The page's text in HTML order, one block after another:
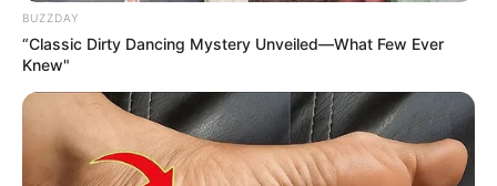
BUZZDAY
“Classic Dirty Dancing Mystery Unveiled—What Few Ever
Knew"